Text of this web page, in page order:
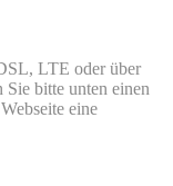
LTE oder über
bitte unten einen
eine